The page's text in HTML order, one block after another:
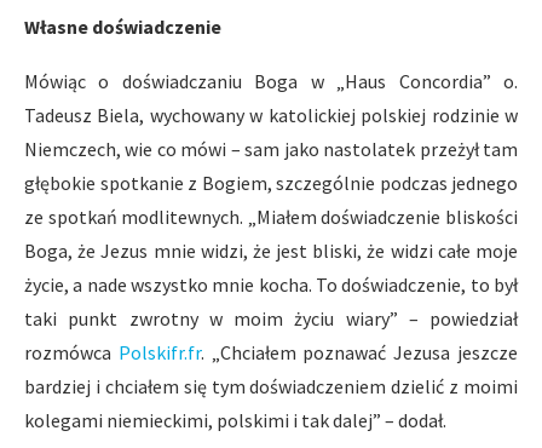
Własne doświadczenie
Mówiąc o doświadczaniu Boga w „Haus Concordia” o.
Tadeusz Biela, wychowany w katolickiej polskiej rodzinie w
Niemczech, wie co mówi – sam jako nastolatek przeżył tam
głębokie spotkanie z Bogiem, szczególnie podczas jednego
ze spotkań modlitewnych. „Miałem doświadczenie bliskości
Boga, że Jezus mnie widzi, że jest bliski, że widzi całe moje
życie, a nade wszystko mnie kocha. To doświadczenie, to był
taki punkt zwrotny w moim życiu wiary” – powiedział
rozmówca Polskifr.fr. „Chciałem poznawać Jezusa jeszcze
bardziej i chciałem się tym doświadczeniem dzielić z moimi
kolegami niemieckimi, polskimi i tak dalej” – dodał.